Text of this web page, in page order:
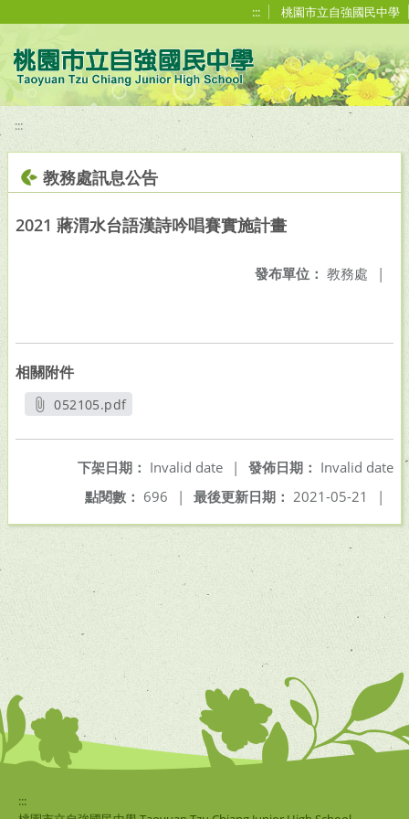
::: 桃園市立自強國民中學
:::
教務處訊息公告
2021 蔣渭水台語漢詩吟唱賽實施計畫
發布單位： 教務處 |
相關附件
052105.pdf
發佈日期： Invalid date
下架日期： Invalid date
|
最後更新日期： 2021-05-21 |
點閱數： 696 |
:::